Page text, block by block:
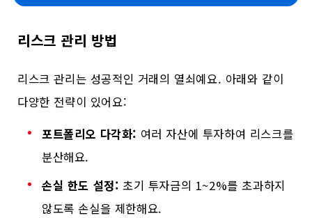
리스크 관리 방법
리스크 관리는 성공적인 거래의 열쇠예요. 아래와 같이
다양한 전략이 있어요:
포트폴리오 다각화: 여러 자산에 투자하여 리스크를
분산해요.
손실 한도 설정: 초기 투자금의 1~2%를 초과하지
않도록 손실을 제한해요.